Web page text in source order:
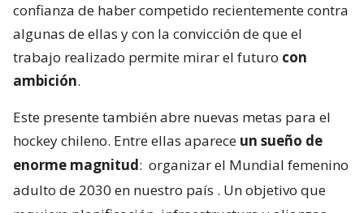
confianza de haber competido recientemente contra
algunas de ellas y con la convicción de que el
trabajo realizado permite mirar el futuro con
ambición.
Este presente también abre nuevas metas para el
hockey chileno. Entre ellas aparece un sueño de
enorme magnitud: organizar el Mundial femenino
adulto de 2030 en nuestro país . Un objetivo que